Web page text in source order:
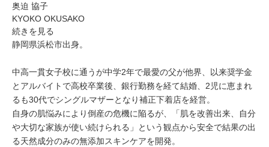
奥迫 協子
KYOKO OKUSAKO
続きを見る
静岡県浜松市出身。
中高一貫女子校に通うが中学2年で最愛の父が他界、以来奨学金
とアルバイトで高校卒業後、銀行勤務を経て結婚、2児に恵まれ
るも30代でシングルマザーとなり補正下着店を経営。
自身の肌悩みにより倒産の危機に陥るが、「肌を改善出来、自分
や大切な家族が使い続けられる」という観点から安全で結果の出
る天然成分のみの無添加スキンケアを開発。